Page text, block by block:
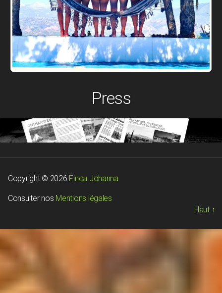
Press
Copyright © 2026 Finca Johanna
Consulter nos Mentions légales
Haut ↑